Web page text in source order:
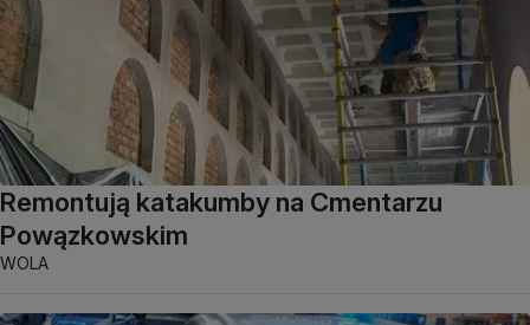
Remontują katakumby na Cmentarzu
Powązkowskim
WOLA